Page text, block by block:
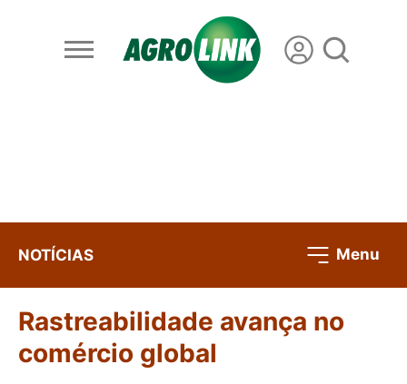
NOTÍCIAS Menu
Rastreabilidade avança no
comércio global